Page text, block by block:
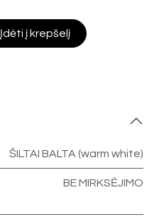
Įdėti į krepšelį
ŠILTAI BALTA (warm white)
BE MIRKSĖJIMO